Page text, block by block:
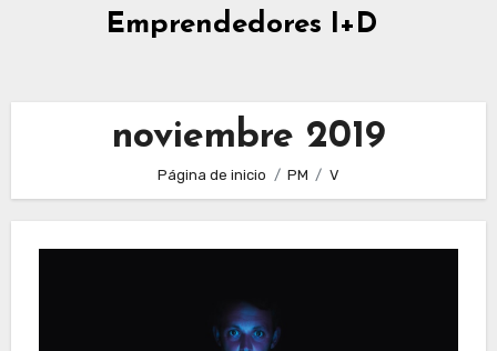
Emprendedores I+D
noviembre 2019
Página de inicio PM V